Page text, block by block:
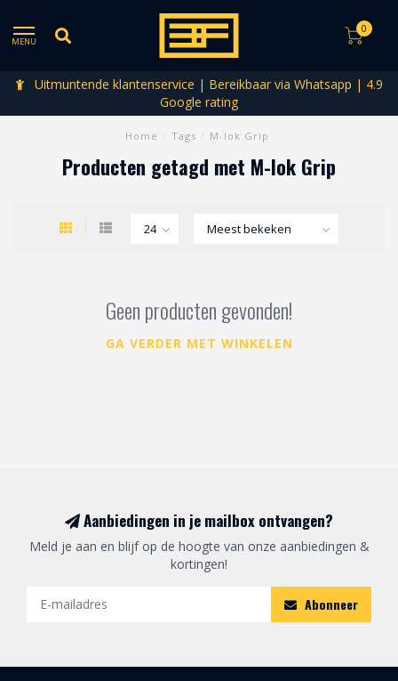
MENU
0
Uitmuntende klantenservice | Bereikbaar via Whatsapp | 4.9
Google rating
Home Tags M-lok Grip
Producten getagd met M-lok Grip
Geen producten gevonden!
GA VERDER MET WINKELEN
Aanbiedingen in je mailbox ontvangen?
Meld je aan en blijf op de hoogte van onze aanbiedingen &
kortingen!
Abonneer